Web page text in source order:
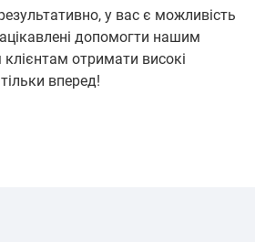
у вас є можливість
допомогти нашим
отримати високі
вперед!